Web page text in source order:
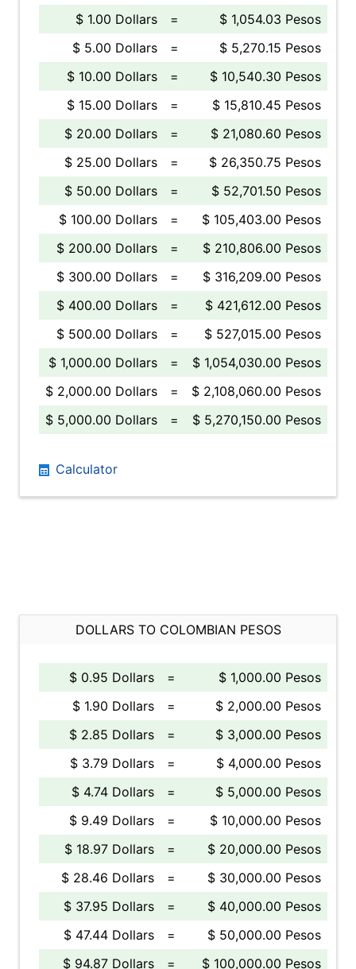
$ 1.00 Dollars =
$ 1,054.03 Pesos
$ 5.00 Dollars
=
$ 5,270.15 Pesos
$ 10.00 Dollars
=
$ 10,540.30 Pesos
$ 15.00 Dollars
=
$ 15,810.45 Pesos
$ 20.00 Dollars
=
$ 21,080.60 Pesos
$ 25.00 Dollars
=
$ 26,350.75 Pesos
$ 50.00 Dollars
=
$ 52,701.50 Pesos
$ 100.00 Dollars
=
$ 105,403.00 Pesos
$ 200.00 Dollars
=
$ 210,806.00 Pesos
$ 300.00 Dollars
=
$ 316,209.00 Pesos
$ 400.00 Dollars
=
$ 421,612.00 Pesos
$ 500.00 Dollars
=
$ 527,015.00 Pesos
$ 1,000.00 Dollars
=
$ 1,054,030.00 Pesos
$ 2,000.00 Dollars
=
$ 2,108,060.00 Pesos
$ 5,000.00 Dollars
= $ 5,270,150.00 Pesos
Calculator
DOLLARS TO COLOMBIAN PESOS
$ 0.95 Dollars =
$ 1,000.00 Pesos
$ 1.90 Dollars
=
$ 2,000.00 Pesos
$ 2.85 Dollars
=
$ 3,000.00 Pesos
$ 3.79 Dollars
=
$ 4,000.00 Pesos
$ 4.74 Dollars
=
$ 5,000.00 Pesos
$ 9.49 Dollars
=
$ 10,000.00 Pesos
$ 18.97 Dollars
=
$ 20,000.00 Pesos
$ 28.46 Dollars
=
$ 30,000.00 Pesos
$ 37.95 Dollars
=
$ 40,000.00 Pesos
$ 47.44 Dollars
=
$ 50,000.00 Pesos
$ 94.87 Dollars
= $ 100,000.00 Pesos